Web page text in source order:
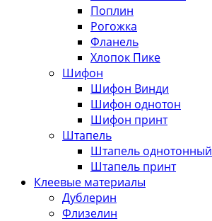
Поплин
Рогожка
Фланель
Хлопок Пике
Шифон
Шифон Винди
Шифон однотон
Шифон принт
Штапель
Штапель однотонный
Штапель принт
Клеевые материалы
Дублерин
Флизелин